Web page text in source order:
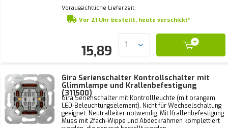
Voraussichtliche Lieferzeit:
Vor 21 Uhr bestellt, heute verschickt*
15,89
Gira Serienschalter Kontrollschalter mit
Glimmlampe und Krallenbefestigung
(311500)
Gira Serienschalter mit Kontrollleuchte (mit orangem
LED-Beleuchtungselement). Nicht für Wechselschaltung
geeignet. Neutralleiter notwendig. Mit Krallenbefestigung.
Muss mit 2fach-Wippe und Abdeckrahmen komplettiert